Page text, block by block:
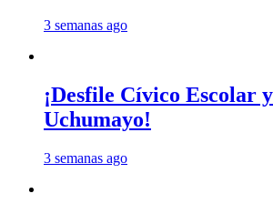
3 semanas ago
¡Desfile Cívico Escolar
Uchumayo!
3 semanas ago